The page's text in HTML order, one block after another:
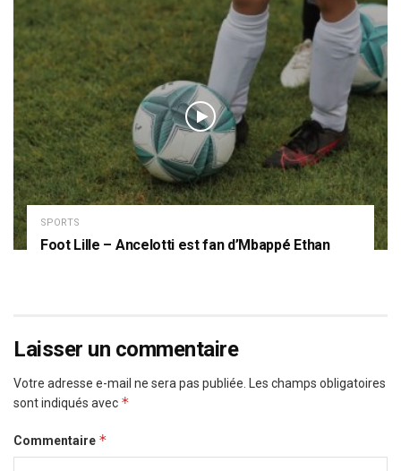
SPORTS
Foot Lille – Ancelotti est fan d’Mbappé Ethan
Laisser un commentaire
Votre adresse e-mail ne sera pas publiée.
Les champs obligatoires
sont indiqués avec *
Commentaire *